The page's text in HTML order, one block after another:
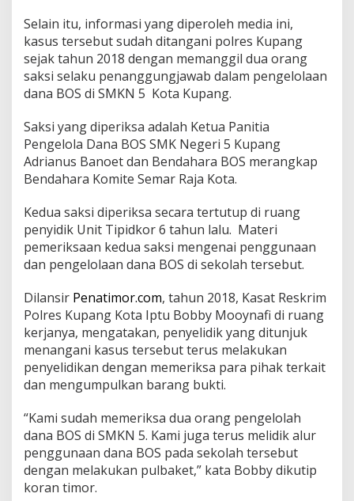
Selain itu, informasi yang diperoleh media ini,
kasus tersebut sudah ditangani polres Kupang
sejak tahun 2018 dengan memanggil dua orang
saksi selaku penanggungjawab dalam pengelolaan
dana BOS di SMKN 5 Kota Kupang.
Saksi yang diperiksa adalah Ketua Panitia
Pengelola Dana BOS SMK Negeri 5 Kupang
Adrianus Banoet dan Bendahara BOS merangkap
Bendahara Komite Semar Raja Kota.
Kedua saksi diperiksa secara tertutup di ruang
penyidik Unit Tipidkor 6 tahun lalu. Materi
pemeriksaan kedua saksi mengenai penggunaan
dan pengelolaan dana BOS di sekolah tersebut.
Dilansir Penatimor.com, tahun 2018, Kasat Reskrim
Polres Kupang Kota Iptu Bobby Mooynafi di ruang
kerjanya, mengatakan, penyelidik yang ditunjuk
menangani kasus tersebut terus melakukan
penyelidikan dengan memeriksa para pihak terkait
dan mengumpulkan barang bukti.
“Kami sudah memeriksa dua orang pengelolah
dana BOS di SMKN 5. Kami juga terus melidik alur
penggunaan dana BOS pada sekolah tersebut
dengan melakukan pulbaket,” kata Bobby dikutip
koran timor.